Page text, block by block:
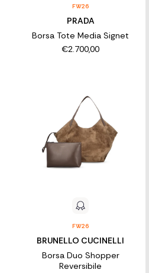
FW26
PRADA
Borsa Tote Media Signet
€2.700,00
FW26
BRUNELLO CUCINELLI
Borsa Duo Shopper
Reversibile